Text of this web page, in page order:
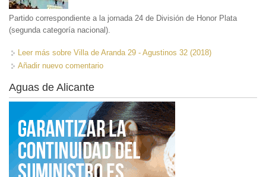
Partido correspondiente a la jornada 24 de División de Honor Plata
(segunda categoría nacional).
Leer más sobre Villa de Aranda 29 - Agustinos 32 (2018)
Añadir nuevo comentario
Aguas de Alicante